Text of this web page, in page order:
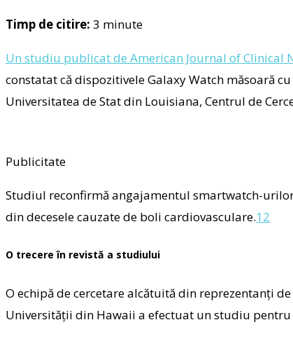
Timp de citire: 3 minute
Un studiu publicat de American Journal of Clinical
constatat că dispozitivele Galaxy Watch măsoară
Universitatea de Stat din Louisiana, Centrul de
Publicitate
Studiul reconfirmă angajamentul smartwatch-
din decesele cauzate de boli cardiovasculare.1 2
O trecere în revistă a studiului
O echipă de cercetare alcătuită din reprezentanți
Universității din Hawaii a efectuat un studiu